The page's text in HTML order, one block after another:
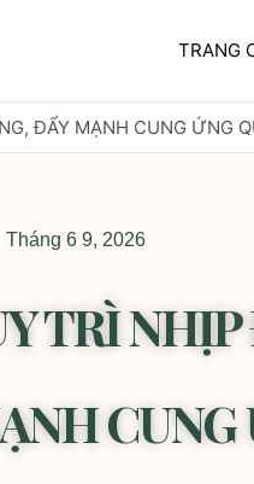
TRANG
ĐẨY MẠNH CUNG ỨNG
Tháng 6 9, 2026
TRÌ
CUNG